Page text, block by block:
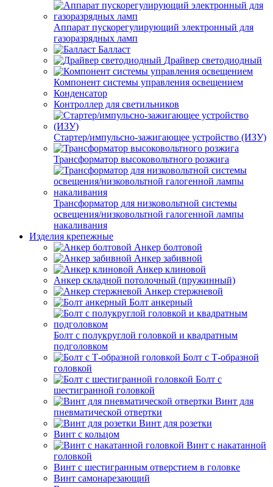
Аппарат пускорегулирующий электронный для
газоразрядных ламп
Балласт
Драйвер светодиодный
Компонент системы управления освещением
Конденсатор
Контроллер для светильников
Стартер/импульсно-зажигающее устройство (ИЗУ)
Трансформатор высоковольтного розжига
Трансформатор для низковольтной системы
освещения/низковольтной галогенной лампы
накаливания
Изделия крепежные
Анкер болтовой
Анкер забивной
Анкер клиновой
Анкер складной потолочный (пружинный)
Анкер стержневой
Болт анкерный
Болт с полукруглой головкой и квадратным
подголовком
Болт с Т-образной
головкой
Болт с
шестигранной головкой
Винт для
пневматической отвертки
Винт для розетки
Винт с кольцом
Винт с накатанной
головкой
Винт с шестигранным отверстием в головке
Винт самонарезающий